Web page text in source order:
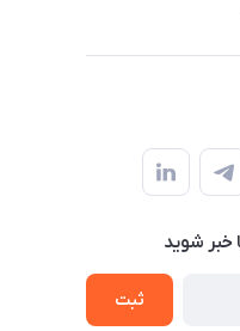
خبر شوید
ثبت